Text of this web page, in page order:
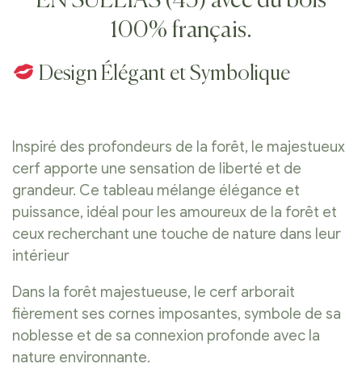
100% français.
Design Élégant et Symbolique
Inspiré des profondeurs de la forêt, le majestueux
cerf apporte une sensation de liberté et de
grandeur. Ce tableau mélange élégance et
puissance, idéal pour les amoureux de la forêt et
ceux recherchant une touche de nature dans leur
intérieur
Dans la forêt majestueuse, le cerf arborait
fièrement ses cornes imposantes, symbole de sa
noblesse et de sa connexion profonde avec la
nature environnante.